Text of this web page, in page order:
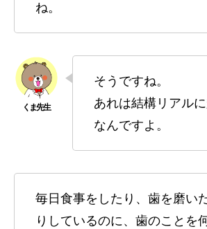
ね。
そうですね。
あれは結構リアル
なんですよ。
毎日食事をしたり、歯を磨い
りしているのに、歯のことを